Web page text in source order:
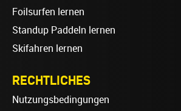
Foilsurfen lernen
Standup Paddeln lernen
Skifahren lernen
RECHTLICHES
Nutzungsbedingungen